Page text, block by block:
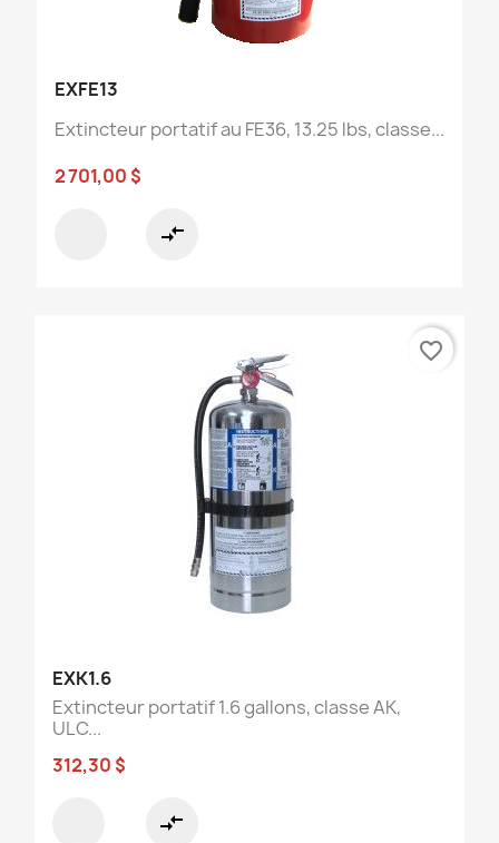
EXFE13
Extincteur portatif au FE36, 13.25 lbs, classe...
2 701,00 $
compare_arrows
EXK1.6
Extincteur portatif 1.6 gallons, classe AK,
ULC...
312,30 $
compare_arrows
favorite_border